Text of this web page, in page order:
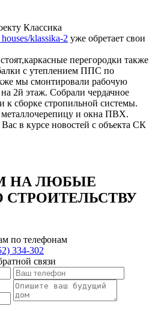
Классика
klassika-2 уже обретает свои
перегородки также
с утеплением ППС по
мы смонтировали рабочую
2й этаж. Собрали чердачное
к сборке стропильной системы.
и окна ПВХ.
в курсе новостей с объекта СК
НА ЛЮБЫЕ
СТРОИТЕЛЬСТВУ
по телефонам
334-302
связи